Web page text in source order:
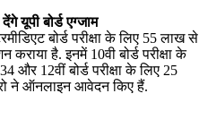
यूपी बोर्ड एग्जाम
बोर्ड परीक्षा के लिए 55 लाख से
कराया है. इनमें 10वी बोर्ड परीक्षा के
और 12वीं बोर्ड परीक्षा के लिए 25
ने ऑनलाइन आवेदन किए हैं.